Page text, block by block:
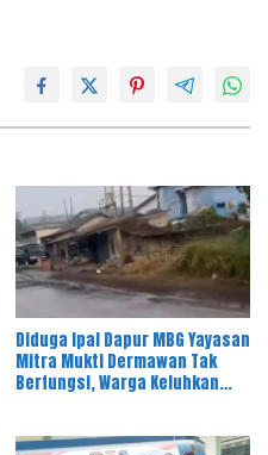
Diduga Ipal Dapur MBG Yayasan
Mitra Mukti Dermawan Tak
Berfungsi, Warga Keluhkan